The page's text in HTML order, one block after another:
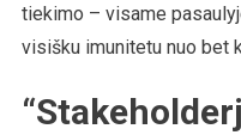
tiekimo – visame
visišku imunitetu nuo bet